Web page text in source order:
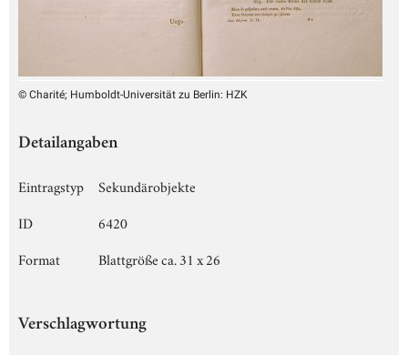
© Charité; Humboldt-Universität zu Berlin: HZK
Detailangaben
Eintragstyp
Sekundärobjekte
ID
6420
Format
Blattgröße ca. 31 x 26
Verschlagwortung